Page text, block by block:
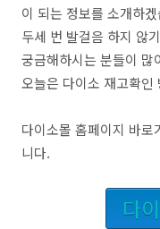
이 되는 정보를 소개하
두세 번 발걸음 하지 않
궁금해하시는 분들이 많
오늘은 다이소 재고확인
다이소몰 홈페이지 바
니다.
다